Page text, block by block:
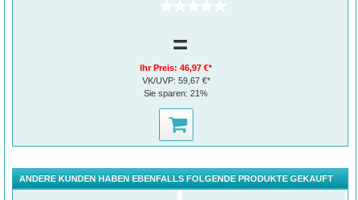
(0)
=
Ihr Preis:46,97 €*
VK/UVP: 59,67 €*
Sie sparen:21%
ANDERE KUNDEN HABEN EBENFALLS FOLGENDE PRODUKTE GEKAUFT